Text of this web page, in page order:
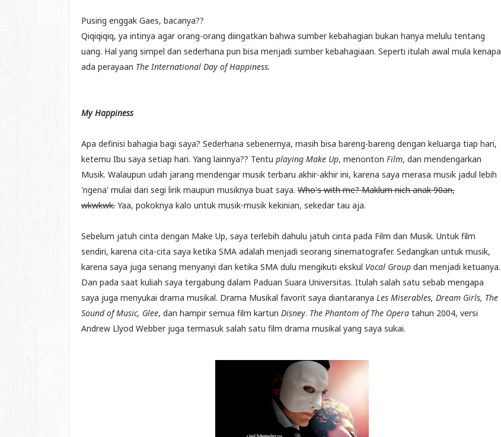
Pusing enggak Gaes, bacanya??
Qiqiqiqiq, ya intinya agar orang-orang diingatkan bahwa sumber kebahagian bukan hanya melulu tentang
uang. Hal yang simpel dan sederhana pun bisa menjadi sumber kebahagiaan. Seperti itulah awal mula kenapa
ada perayaan The International Day of Happiness.
My Happiness
Apa definisi bahagia bagi saya? Sederhana sebenernya, masih bisa bareng-bareng dengan keluarga tiap hari,
ketemu Ibu saya setiap hari. Yang lainnya?? Tentu playing Make Up, menonton Film, dan mendengarkan
Musik. Walaupun udah jarang mendengar musik terbaru akhir-akhir ini, karena saya merasa musik jadul lebih
'ngena' mulai dari segi lirik maupun musiknya buat saya. Who's with me? Maklum nich anak 90an,
wkwkwk. Yaa, pokoknya kalo untuk musik-musik kekinian, sekedar tau aja.
Sebelum jatuh cinta dengan Make Up, saya terlebih dahulu jatuh cinta pada Film dan Musik. Untuk film
sendiri, karena cita-cita saya ketika SMA adalah menjadi seorang sinematografer. Sedangkan untuk musik,
karena saya juga senang menyanyi dan ketika SMA dulu mengikuti ekskul Vocal Group dan menjadi ketuanya.
Dan pada saat kuliah saya tergabung dalam Paduan Suara Universitas. Itulah salah satu sebab mengapa
saya juga menyukai drama musikal. Drama Musikal favorit saya diantaranya Les Miserables, Dream Girls, The
Sound of Music, Glee, dan hampir semua film kartun Disney. The Phantom of The Opera tahun 2004, versi
Andrew Llyod Webber juga termasuk salah satu film drama musikal yang saya sukai.